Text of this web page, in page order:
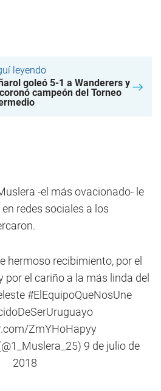
leyendo
goleó 5-1 a Wanderers y
campeón del Torneo
-el más ovacionado- le
redes sociales a los
hermoso recibimiento, por el
el cariño a la más linda del
#ElEquipoQueNosUne
ZmYHoHapyy
9 de julio de
2018